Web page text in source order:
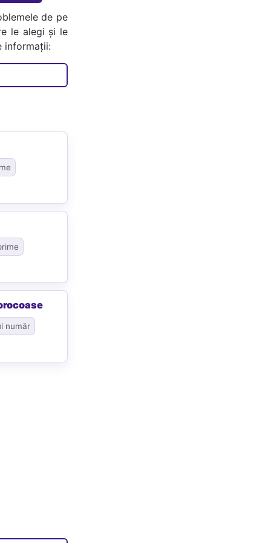
de pe
le alegi și le
informații:
număr